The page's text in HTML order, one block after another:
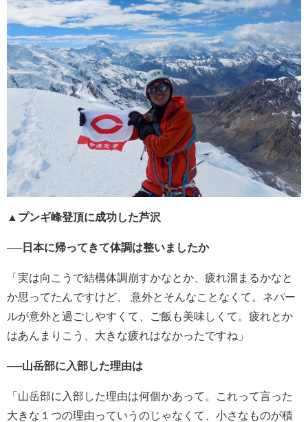
▲プンギ峰登頂に成功した芦沢
──日本に帰ってきて体調は整いましたか
「実は向こうで結構体調崩すかなとか、疲れ溜まるかなと
か思ってたんですけど、 意外とそんなことなくて。ネパー
ルが意外と過ごしやすくて、ご飯も美味しくて。疲れとか
はあんまりこう、大きな疲れはなかったですね」
──山岳部に入部した理由は
「山岳部に入部した理由は何個かあって。これって言った
大きな１つの理由っていうのじゃなくて、小さなものが積